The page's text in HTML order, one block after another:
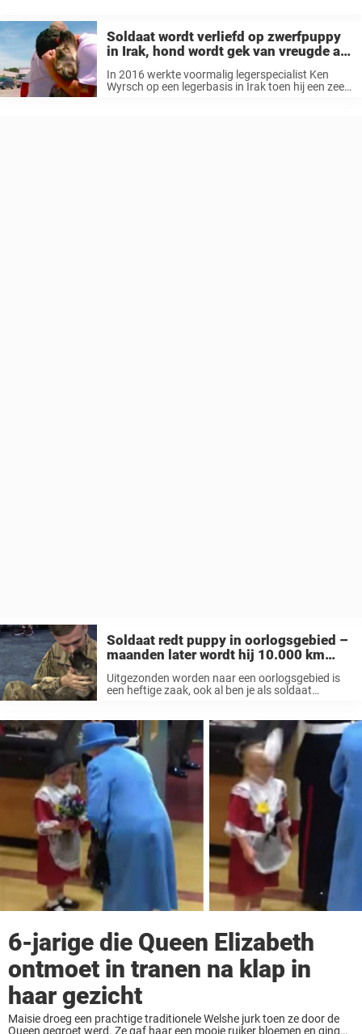
kunnen niet meer praten, omdat ...Soldaat wordt verliefd op zwerfpuppy
in Irak, hond wordt gek van vreugde als
ze elkaar opnieuw zien
In 2016 werkte voormalig legerspecialist Ken
Wyrsch op een legerbasis in Irak toen hij een zeer
Soldaat redt puppy in oorlogsgebied –
maanden later wordt hij 10.000 km
verderop herenigd met zijn maatje
Uitgezonden worden naar een oorlogsgebied is
een heftige zaak, ook al ben je als soldaat
met de constante druk en angst ...
6-jarige die Queen Elizabeth
ontmoet in tranen na klap in
haar gezicht
Maisie droeg een prachtige traditionele Welshe jurk toen ze door de
Queen gegroet werd. Ze gaf haar een mooie ruiker bloemen en ging